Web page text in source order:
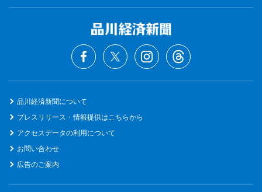
品川経済新聞について
プレスリリース・情報提供はこちらから
アクセスデータの利用について
お問い合わせ
広告のご案内